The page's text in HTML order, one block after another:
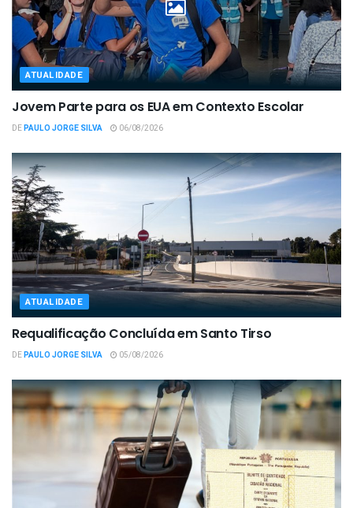
ATUALIDADE
Jovem Parte para os EUA em Contexto Escolar
DEPAULO JORGE SILVA 06/08/2026
ATUALIDADE
Requalificação Concluída em Santo Tirso
DEPAULO JORGE SILVA 05/08/2026